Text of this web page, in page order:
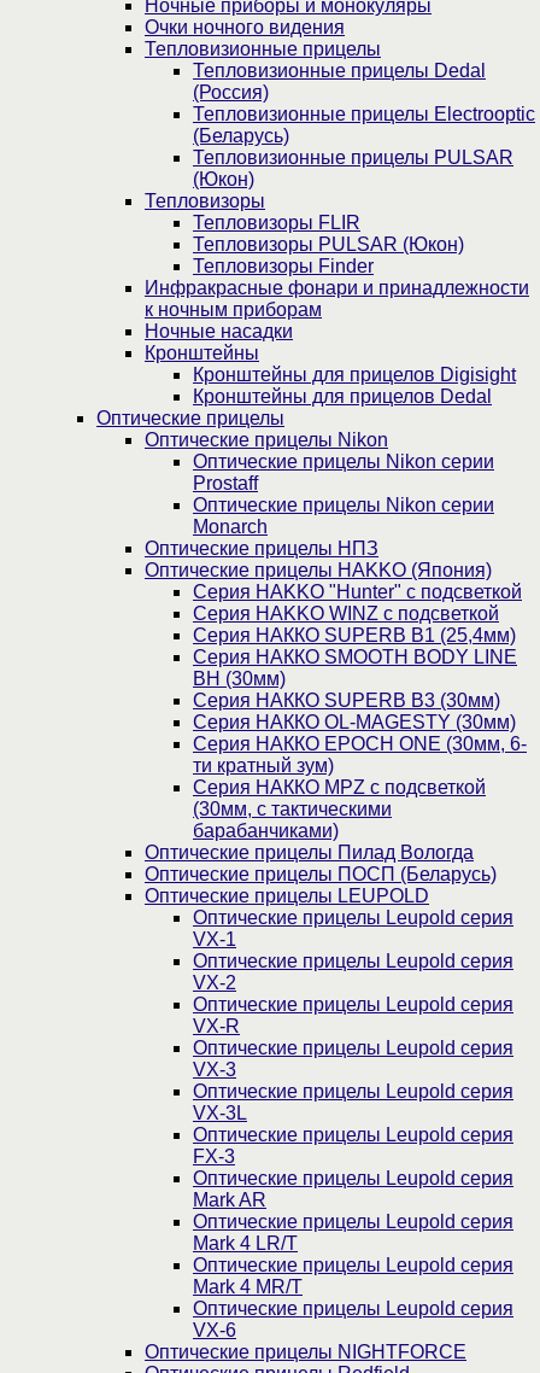
Ночные приборы и монокуляры
Очки ночного видения
Тепловизионные прицелы
Тепловизионные прицелы Dedal
(Россия)
Тепловизионные прицелы Electrooptic
(Беларусь)
Тепловизионные прицелы PULSAR
(Юкон)
Тепловизоры
Тепловизоры FLIR
Тепловизоры PULSAR (Юкон)
Тепловизоры Finder
Инфракрасные фонари и принадлежности
к ночным приборам
Ночные насадки
Кронштейны
Кронштейны для прицелов Digisight
Кронштейны для прицелов Dedal
Оптические прицелы
Оптические прицелы Nikon
Оптические прицелы Nikon серии
Prostaff
Оптические прицелы Nikon серии
Monarch
Оптические прицелы НПЗ
Оптические прицелы HAKKO (Япония)
Cерия HAKKO "Hunter" с подсветкой
Серия НAKKO WINZ с подсветкой
Серия НАККО SUPERB B1 (25,4мм)
Серия НАККО SMOOTH BODY LINE
BH (30мм)
Серия НАККО SUPERB B3 (30мм)
Серия НАККО OL-MAGESTY (30мм)
Серия НАККО EPOCH ONE (30мм, 6-
ти кратный зум)
Серия НАККО MPZ с подсветкой
(30мм, c тактическими
барабанчиками)
Оптические прицелы Пилад Вологда
Оптические прицелы ПОСП (Беларусь)
Оптические прицелы LEUPOLD
Оптические прицелы Leupold серия
VX-1
Оптические прицелы Leupold серия
VX-2
Оптические прицелы Leupold серия
VX-R
Оптические прицелы Leupold серия
VX-3
Оптические прицелы Leupold серия
VX-3L
Оптические прицелы Leupold серия
FX-3
Оптические прицелы Leupold серия
Mark AR
Оптические прицелы Leupold серия
Mark 4 LR/T
Оптические прицелы Leupold серия
Mark 4 MR/T
Оптические прицелы Leupold серия
VX-6
Оптические прицелы NIGHTFORCE